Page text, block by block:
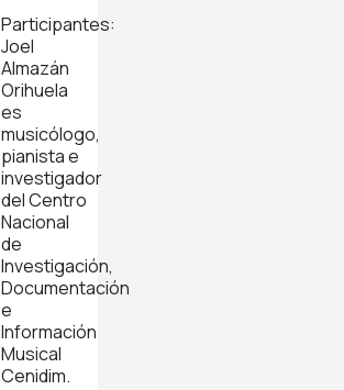
Participantes:
Joel
Almazán
Orihuela
es
musicólogo,
pianista e
investigador
del Centro
Nacional
de
Investigación,
Documentación
e
Información
Musical
Cenidim.